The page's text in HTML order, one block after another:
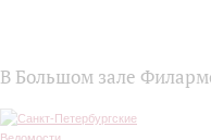
В Большом зале